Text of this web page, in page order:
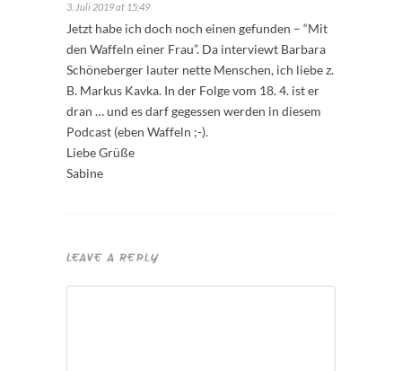
3. Juli 2019 at 15:49
Jetzt habe ich doch noch einen gefunden – “Mit
den Waffeln einer Frau”. Da interviewt Barbara
Schöneberger lauter nette Menschen, ich liebe z.
B. Markus Kavka. In der Folge vom 18. 4. ist er
dran … und es darf gegessen werden in diesem
Podcast (eben Waffeln ;-).
Liebe Grüße
Sabine
LEAVE A REPLY